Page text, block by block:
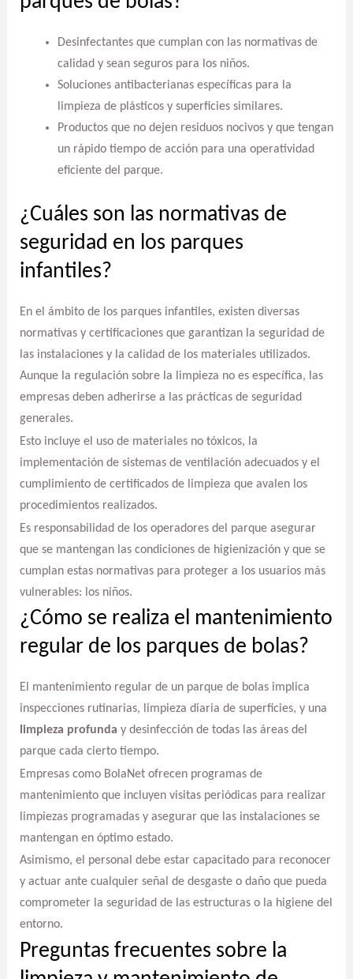
Desinfectantes que cumplan con las normativas de
calidad y sean seguros para los niños.
Soluciones antibacterianas específicas para la
limpieza de plásticos y superficies similares.
Productos que no dejen residuos nocivos y que tengan
un rápido tiempo de acción para una operatividad
eficiente del parque.
¿Cuáles son las normativas de
seguridad en los parques
infantiles?
En el ámbito de los parques infantiles, existen diversas
normativas y certificaciones que garantizan la seguridad de
las instalaciones y la calidad de los materiales utilizados.
Aunque la regulación sobre la limpieza no es específica, las
empresas deben adherirse a las prácticas de seguridad
generales.
Esto incluye el uso de materiales no tóxicos, la
implementación de sistemas de ventilación adecuados y el
cumplimiento de certificados de limpieza que avalen los
procedimientos realizados.
Es responsabilidad de los operadores del parque asegurar
que se mantengan las condiciones de higienización y que se
cumplan estas normativas para proteger a los usuarios más
vulnerables: los niños.
¿Cómo se realiza el mantenimiento
regular de los parques de bolas?
El mantenimiento regular de un parque de bolas implica
inspecciones rutinarias, limpieza diaria de superficies, y una
limpieza profunda y desinfección de todas las áreas del
parque cada cierto tiempo.
Empresas como BolaNet ofrecen programas de
mantenimiento que incluyen visitas periódicas para realizar
limpiezas programadas y asegurar que las instalaciones se
mantengan en óptimo estado.
Asimismo, el personal debe estar capacitado para reconocer
y actuar ante cualquier señal de desgaste o daño que pueda
comprometer la seguridad de las estructuras o la higiene del
entorno.
Preguntas frecuentes sobre la